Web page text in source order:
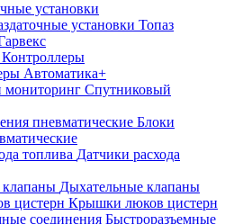
установки
установки Топаз
Контроллеры
Автоматика+
Спутниковый
Блоки
Датчики расхода
Дыхательные клапаны
Крышки люков цистерн
Быстроразъемные